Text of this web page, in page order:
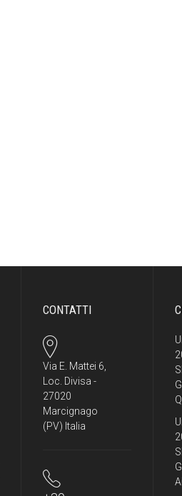
CONTATTI
Via E. Mattei 6,
Loc. Divisa -
27020
Marcignago
(PV) Italia